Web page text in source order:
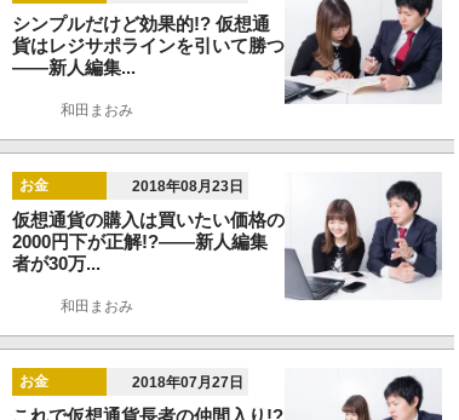
シンプルだけど効果的!? 仮想通
貨はレジサポラインを引いて勝つ
――新人編集...
和田まおみ
お金 2018年08月23日
仮想通貨の購入は買いたい価格の
2000円下が正解!?――新人編集
者が30万...
和田まおみ
お金 2018年07月27日
これで仮想通貨長者の仲間入り!?